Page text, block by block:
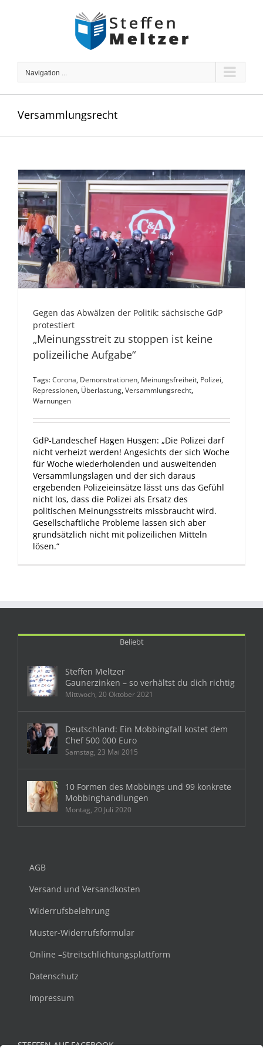
Navigation ...
Versammlungsrecht
Gegen das Abwälzen der Politik: sächsische GdP
protestiert
„Meinungsstreit zu stoppen ist keine
polizeiliche Aufgabe“
Tags:Corona, Demonstrationen, Meinungsfreiheit, Polizei,
Repressionen, Überlastung,Versammlungsrecht,
Warnungen
GdP-Landeschef Hagen Husgen: „Die Polizei darf
nicht verheizt werden! Angesichts der sich Woche
für Woche wiederholenden und ausweitenden
Versammlungslagen und der sich daraus
ergebenden Polizeieinsätze lässt uns das Gefühl
nicht los, dass die Polizei als Ersatz des
politischen Meinungsstreits missbraucht wird.
Gesellschaftliche Probleme lassen sich aber
grundsätzlich nicht mit polizeilichen Mitteln
lösen.“
Beliebt
Steffen Meltzer
Gaunerzinken – so verhältst du dich richtig
Mittwoch, 20 Oktober 2021
Deutschland: Ein Mobbingfall kostet dem
Chef 500 000 Euro
Samstag, 23 Mai 2015
10 Formen des Mobbings und 99 konkrete
Mobbinghandlungen
Montag, 20 Juli 2020
AGB
Versand und Versandkosten
Widerrufsbelehrung
Muster-Widerrufsformular
Online –Streitschlichtungsplattform
Datenschutz
Impressum
STEFFEN AUF FACEBOOK